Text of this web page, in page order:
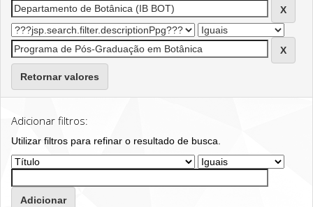
Retornar valores
Adicionar filtros:
Utilizar filtros para refinar o resultado de busca.